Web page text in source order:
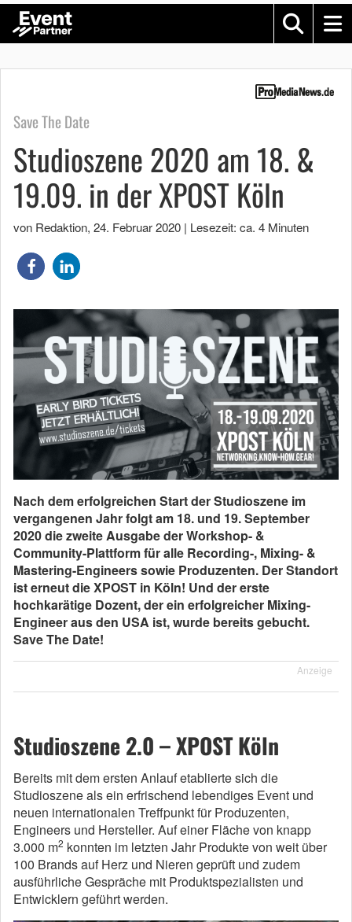
Save The Date
Studioszene 2020 am 18. &
19.09. in der XPOST Köln
von Redaktion, 24. Februar 2020 | Lesezeit: ca. 4 Minuten
Nach dem erfolgreichen Start der Studioszene im
vergangenen Jahr folgt am 18. und 19. September
2020 die zweite Ausgabe der Workshop- &
Community-Plattform für alle Recording-, Mixing- &
Mastering-Engineers sowie Produzenten. Der Standort
ist erneut die XPOST in Köln! Und der erste
hochkarätige Dozent, der ein erfolgreicher Mixing-
Engineer aus den USA ist, wurde bereits gebucht.
Save The Date!
Anzeige
Studioszene 2.0 – XPOST Köln
Bereits mit dem ersten Anlauf etablierte sich die
Studioszene als ein erfrischend lebendiges Event und
neuen internationalen Treffpunkt für Produzenten,
Engineers und Hersteller. Auf einer Fläche von knapp
3.000 m2 konnten im letzten Jahr Produkte von weit über
100 Brands auf Herz und Nieren geprüft und zudem
ausführliche Gespräche mit Produktspezialisten und
Entwicklern geführt werden.